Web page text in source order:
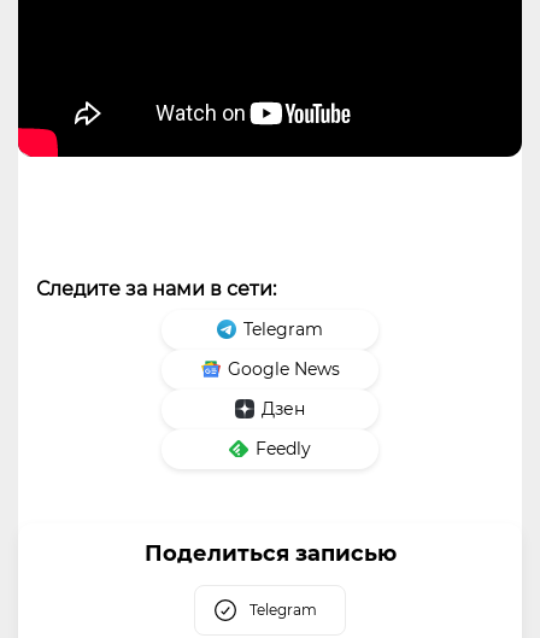
Следите за нами в сети:
Telegram
Google News
Дзен
Feedly
Поделиться записью
Telegram